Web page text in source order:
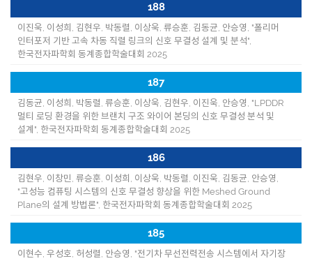
188
이진욱, 이성희, 김현우, 박동렬, 이상욱, 류승훈, 김동균, 안승영, "폴리머
인터포저 기반 고속 차동 직렬 링크의 신호 무결성 설계 및 분석",
한국전자파학회 동계종합학술대회 2025
187
김동균, 이성희, 박동렬, 류승훈, 이상욱, 김현우, 이진욱, 안승영, "LPDDR
멀티 로딩 환경을 위한 브랜치 구조 와이어 본딩의 신호 무결성 분석 및
설계", 한국전자파학회 동계종합학술대회 2025
186
김현우, 이창민, 류승훈, 이성희, 이상욱, 박동렬, 이진욱, 김동균, 안승영,
"고성능 컴퓨팅 시스템의 신호 무결성 향상을 위한 Meshed Ground
Plane의 설계 방법론", 한국전자파학회 동계종합학술대회 2025
185
이현수, 우성호, 허성렬, 안승영, "전기차 무선전력전송 시스템에서 자기장